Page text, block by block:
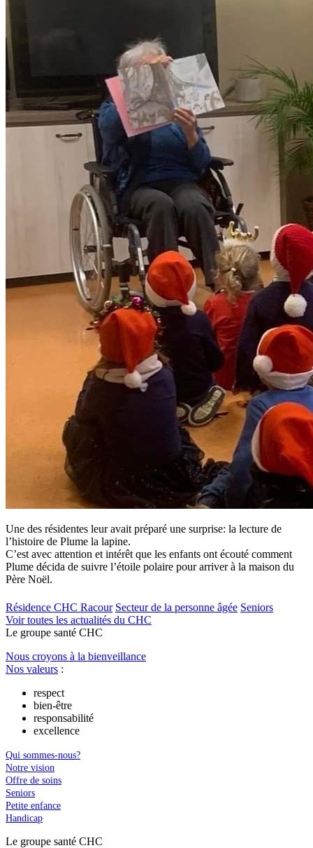
Une des résidentes leur avait préparé une surprise: la lecture de
l’histoire de Plume la lapine.
C’est avec attention et intérêt que les enfants ont écouté comment
Plume décida de suivre l’étoile polaire pour arriver à la maison du
Père Noël.
Résidence CHC Racour Secteur de la personne âgée Seniors
Voir toutes les actualités du CHC
Le groupe santé CHC
Nous croyons à la bienveillance
Nos valeurs :
respect
bien-être
responsabilité
excellence
Qui sommes-nous?
Notre vision
Offre de soins
Seniors
Petite enfance
Handicap
Le groupe santé CHC